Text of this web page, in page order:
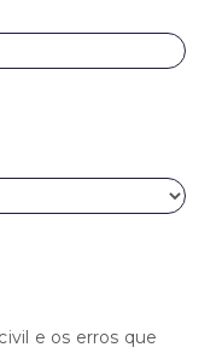
e os erros que